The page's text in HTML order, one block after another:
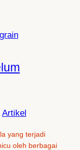
Artikel
yang terjadi
oleh berbagai